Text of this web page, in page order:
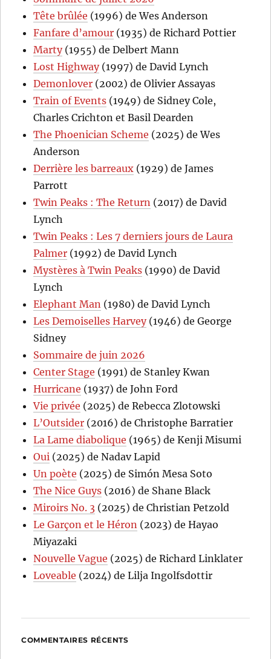
Tête brûlée (1996) de Wes Anderson
Fanfare d’amour (1935) de Richard Pottier
Marty(1955) de Delbert Mann
Lost Highway(1997) de David Lynch
Demonlover (2002) de Olivier Assayas
Train of Events (1949) de Sidney Cole,
Charles Crichton et Basil Dearden
The Phoenician Scheme (2025) de Wes
Anderson
Derrière les barreaux (1929) de James
Parrott
Twin Peaks : The Return (2017) de David
Lynch
Twin Peaks : Les 7 derniers jours de Laura
Palmer (1992) de David Lynch
Mystères à Twin Peaks (1990) de David
Lynch
Elephant Man (1980) de David Lynch
Les Demoiselles Harvey(1946) de George
Sidney
Sommaire de juin 2026
Center Stage (1991) de Stanley Kwan
Hurricane (1937) de John Ford
Vie privée (2025) de Rebecca Zlotowski
L’Outsider (2016) de Christophe Barratier
La Lame diabolique (1965) de Kenji Misumi
Oui (2025) de Nadav Lapid
Un poète (2025) de Simón Mesa Soto
The Nice Guys (2016) de Shane Black
Miroirs No. 3 (2025) de Christian Petzold
Le Garçon et le Héron (2023) de Hayao
Miyazaki
Nouvelle Vague (2025) de Richard Linklater
Loveable (2024) de Lilja Ingolfsdottir
COMMENTAIRES RÉCENTS